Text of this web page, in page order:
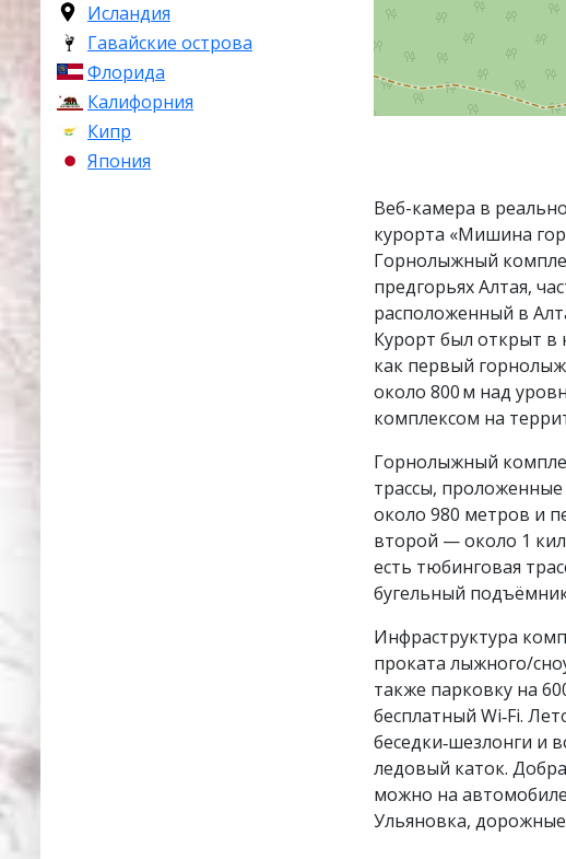
Исландия
Гавайские острова
Флорида
Калифорния
Кипр
Япония
Веб-камера в
курорта «Мишина
Горнолыжный
предгорьях Алтая,
расположенный в
Курорт был открыт в
как первый
около 800 м над
комплексом на
Горнолыжный
трассы,
около 980 метров и
второй — около 1
есть тюбинговая
бугельный
Инфраструктура
проката лыжного/
также парковку на
бесплатный Wi‑Fi.
беседки‑шезлонги и
ледовый каток.
можно на
Ульяновка, дорожные